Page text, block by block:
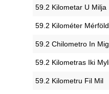
‎59.2 Kilometar U Milja
‎59.2 Kilométer Mérföld
‎59.2 Chilometro In
‎59.2 Kilometras Iki
‎59.2 Kilometru Fil Mil